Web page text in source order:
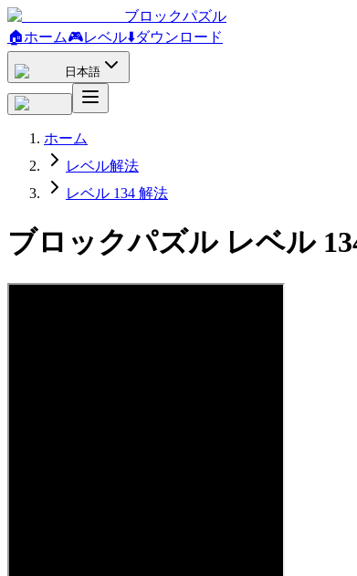
ブロックパズル
🏠ホーム🎮レベル⬇️ダウンロード
日本語
ホーム
レベル解法
レベル 134 解法
ブロックパズル レベル